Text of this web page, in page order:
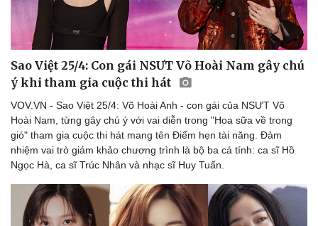
Du lịch
Tư vấn
Săn Tour
check-in
Podcast
Câu chuyện thời sự
Đọc truyện đêm khuya
Cửa sổ tình yêu
Kể chuyện cho bé
Hạt giống tâm hồn
Sao Việt 25/4: Con gái NSƯT Võ Hoài Nam gây chú
ý khi tham gia cuộc thi hát
VOV.VN - Sao Việt 25/4: Võ Hoài Anh - con gái của NSƯT Võ
Hoài Nam, từng gây chú ý với vai diễn trong "Hoa sữa về trong
gió" tham gia cuộc thi hát mang tên Điểm hẹn tài năng. Đảm
nhiệm vai trò giám khảo chương trình là bộ ba cá tính: ca sĩ Hồ
Ngọc Hà, ca sĩ Trúc Nhân và nhạc sĩ Huy Tuấn.